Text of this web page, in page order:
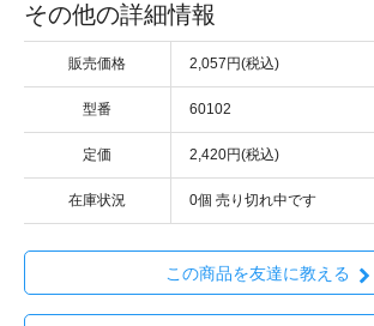
その他の詳細情報
販売価格 2,057円(税込)
型番 60102
定価 2,420円(税込)
在庫状況 0個 売り切れ中です
この商品を友達に教える